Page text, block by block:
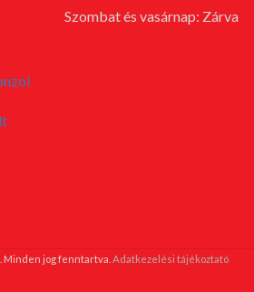
Szombat és vasárnap: Zárva
. Minden jog fenntartva. Adatkezelési tájékoztató